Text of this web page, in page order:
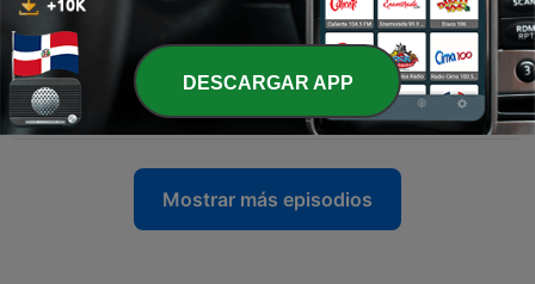
27 - El Cafesito #7 Hora de fichar
19 abr. 2019
26 - El Cafesito Deportivo #6 No al Racismo
13 abr. 2019
Mostrar más episodios
DESCARGAR APP